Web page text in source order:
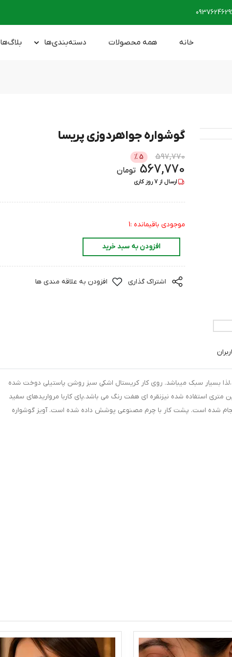
خانه همه محصولات دسته‌بندی‌ها بلاگ‌ها
گوشواره جواهردوزی پریسا
597,770
5
%
567,770 تومان
ارسال از 7روز کاری
موجودی باقیمانده :1
افزودن به سبد خرید
اشتراک گذاری افزودن به علاقه مندی ها
بسیار سبک میباشد. روی کار کریستال اشکی سبز روشن پاستیلی دوخت شده
استفاده شده نیزنقره ای هفت رنگ می باشد.پای کاربا مرواریدهای سفید
شده است. پشت کار با چرم مصنوعی پوشش داده شده است. آویز گوشواره